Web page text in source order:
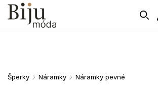
Šperky / Náramky / Náramky pevné